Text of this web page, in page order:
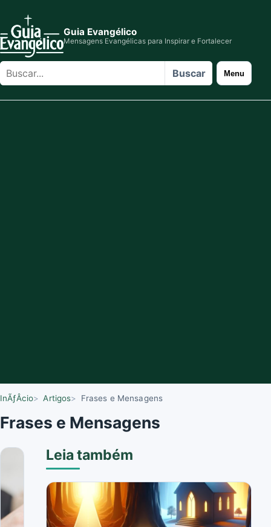
Guia Evangélico
Mensagens Evangélicas para Inspirar e Fortalecer
Buscar
no
site
Buscar Menu
InÃƒÂ­cio Artigos Frases e Mensagens
Frases e Mensagens
Leia também